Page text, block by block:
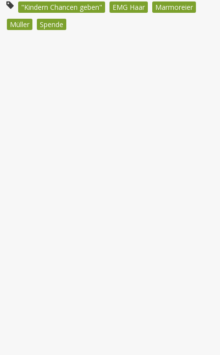
"Kindern Chancen geben"
EMG Haar
Marmoreier
Müller
Spende